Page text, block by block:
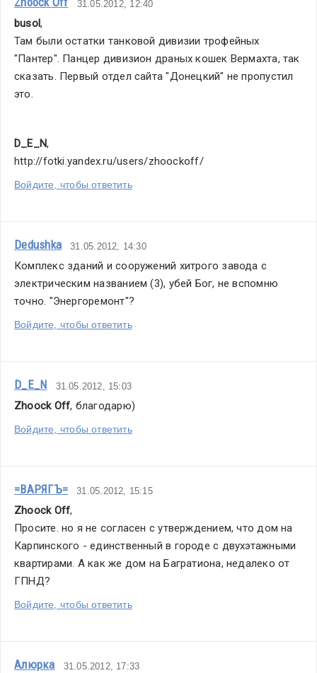
31.05.2012, 12:40
busol,
Там были остатки танковой дивизии трофейных
"Пантер". Панцер дивизион драных кошек Вермахта, так
сказать. Первый отдел сайта "Донецкий" не пропустил
это.
D_E_N,
http://fotki.yandex.ru/users/zhoockoff/
Войдите, чтобы ответить
Dedushka 31.05.2012, 14:30
Комплекс зданий и сооружений хитрого завода с
электрическим названием (3), убей Бог, не вспомню
точно. "Энергоремонт"?
Войдите, чтобы ответить
D_E_N 31.05.2012, 15:03
Zhoock Off, благодарю)
Войдите, чтобы ответить
=ВАРЯГЪ= 31.05.2012, 15:15
Zhoock Off,
Просите. но я не согласен с утверждением, что дом на
Карпинского - единственный в городе с двухэтажными
квартирами. А как же дом на Багратиона, недалеко от
ГПНД?
Войдите, чтобы ответить
Алюрка 31.05.2012, 17:33